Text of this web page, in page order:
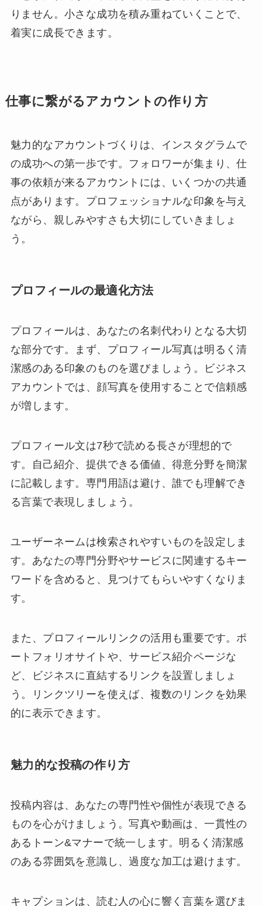
りません。小さな成功を積み重ねていくことで、
着実に成長できます。
仕事に繋がるアカウントの作り方
魅力的なアカウントづくりは、インスタグラムで
の成功への第一歩です。フォロワーが集まり、仕
事の依頼が来るアカウントには、いくつかの共通
点があります。プロフェッショナルな印象を与え
ながら、親しみやすさも大切にしていきましょ
う。
プロフィールの最適化方法
プロフィールは、あなたの名刺代わりとなる大切
な部分です。まず、プロフィール写真は明るく清
潔感のある印象のものを選びましょう。ビジネス
アカウントでは、顔写真を使用することで信頼感
が増します。
プロフィール文は7秒で読める長さが理想的で
す。自己紹介、提供できる価値、得意分野を簡潔
に記載します。専門用語は避け、誰でも理解でき
る言葉で表現しましょう。
ユーザーネームは検索されやすいものを設定しま
す。あなたの専門分野やサービスに関連するキー
ワードを含めると、見つけてもらいやすくなりま
す。
また、プロフィールリンクの活用も重要です。ポ
ートフォリオサイトや、サービス紹介ページな
ど、ビジネスに直結するリンクを設置しましょ
う。リンクツリーを使えば、複数のリンクを効果
的に表示できます。
魅力的な投稿の作り方
投稿内容は、あなたの専門性や個性が表現できる
ものを心がけましょう。写真や動画は、一貫性の
あるトーン&マナーで統一します。明るく清潔感
のある雰囲気を意識し、過度な加工は避けます。
キャプションは、読む人の心に響く言葉を選びま